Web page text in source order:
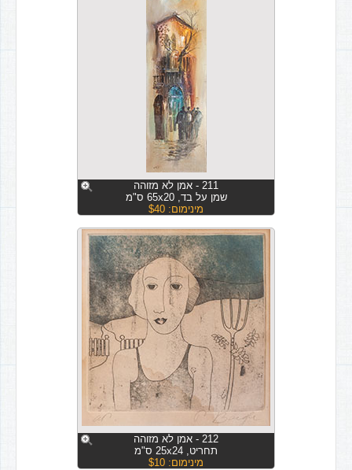
211 - אמן לא מזוהה
שמן על בד, 65x20 ס"מ
מינימום: $40
212 - אמן לא מזוהה
תחריט, 25x24 ס"מ
מינימום: $10